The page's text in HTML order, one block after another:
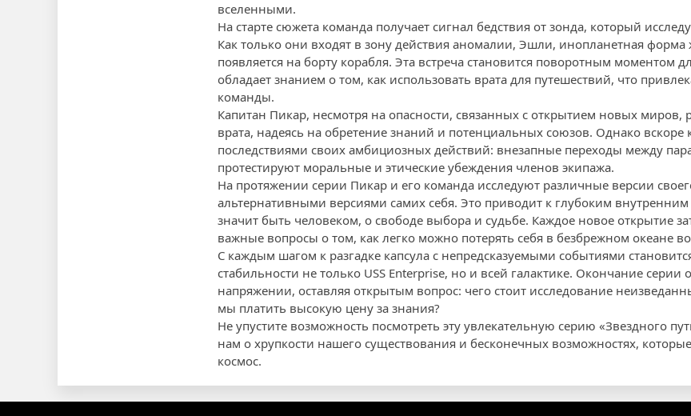
вселенными.
На старте сюжета команда получает сигнал бедствия от зонда, который
Как только они входят в зону действия аномалии, Эшли, инопланетная
появляется на борту корабля. Эта встреча становится поворотным моментом
обладает знанием о том, как использовать врата для путешествий, что
команды.
Капитан Пикар, несмотря на опасности, связанных с открытием новых миров,
врата, надеясь на обретение знаний и потенциальных союзов. Однако вскоре
последствиями своих амбициозных действий: внезапные переходы между
протестируют моральные и этические убеждения членов экипажа.
На протяжении серии Пикар и его команда исследуют различные версии
альтернативными версиями самих себя. Это приводит к глубоким
значит быть человеком, о свободе выбора и судьбе. Каждое новое открытие
важные вопросы о том, как легко можно потерять себя в безбрежном океане
С каждым шагом к разгадке капсула с непредсказуемыми событиями
стабильности не только USS Enterprise, но и всей галактике. Окончание серии
напряжении, оставляя открытым вопрос: чего стоит исследование
мы платить высокую цену за знания?
Не упустите возможность посмотреть эту увлекательную серию «Звездного
нам о хрупкости нашего существования и бесконечных возможностях,
космос.